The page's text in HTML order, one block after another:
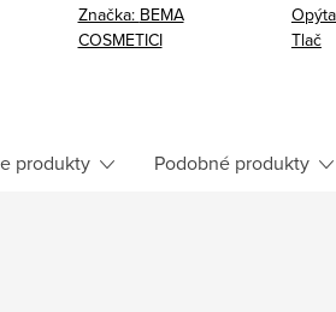
Značka: BEMA
COSMETICI
Tlač
produkty Podobné produkty